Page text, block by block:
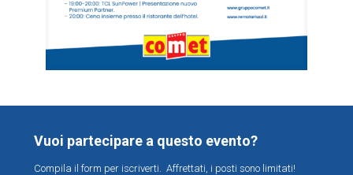
Vuoi partecipare a questo evento?
Compila il form per iscriverti. Affrettati, i posti sono limitati!